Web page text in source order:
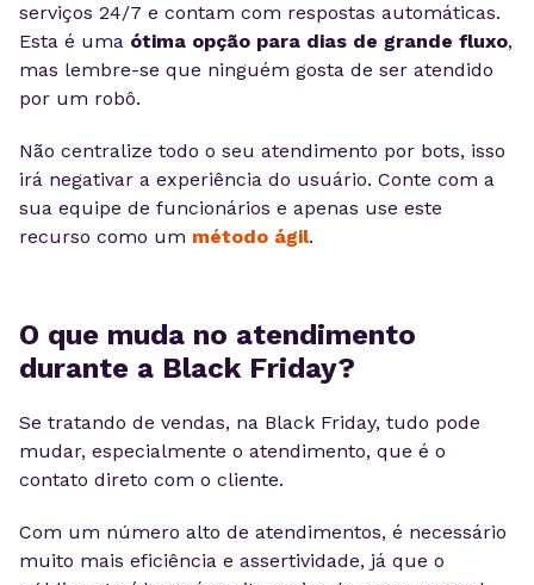
serviços 24/7 e contam com respostas automáticas.
Esta é uma ótima opção para dias de grande fluxo,
mas lembre-se que ninguém gosta de ser atendido
por um robô.
Não centralize todo o seu atendimento por bots, isso
irá negativar a experiência do usuário. Conte com a
sua equipe de funcionários e apenas use este
recurso como um método ágil.
O que muda no atendimento
durante a Black Friday?
Se tratando de vendas, na Black Friday, tudo pode
mudar, especialmente o atendimento, que é o
contato direto com o cliente.
Com um número alto de atendimentos, é necessário
muito mais eficiência e assertividade, já que o